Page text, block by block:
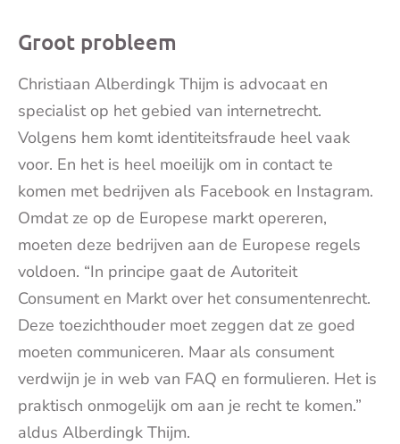
Groot probleem
Christiaan Alberdingk Thijm is advocaat en
specialist op het gebied van internetrecht.
Volgens hem komt identiteitsfraude heel vaak
voor. En het is heel moeilijk om in contact te
komen met bedrijven als Facebook en Instagram.
Omdat ze op de Europese markt opereren,
moeten deze bedrijven aan de Europese regels
voldoen. “In principe gaat de Autoriteit
Consument en Markt over het consumentenrecht.
Deze toezichthouder moet zeggen dat ze goed
moeten communiceren. Maar als consument
verdwijn je in web van FAQ en formulieren. Het is
praktisch onmogelijk om aan je recht te komen.”
aldus Alberdingk Thijm.